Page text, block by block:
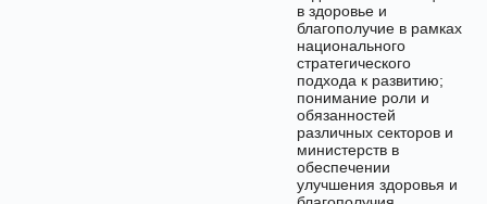
в здоровье и
благополучие в рамках
национального
стратегического
подхода к развитию;
понимание роли и
обязанностей
различных секторов и
министерств в
обеспечении
улучшения здоровья и